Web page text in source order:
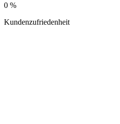
0 %
Kundenzufriedenheit